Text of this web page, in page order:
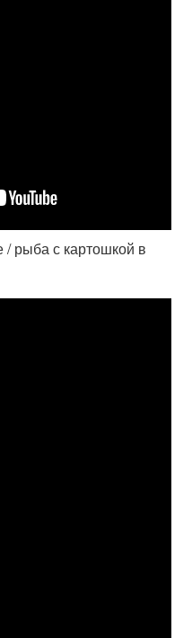
/ рыба с картошкой в